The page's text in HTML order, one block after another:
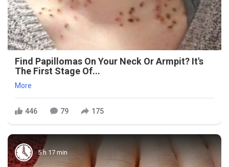
Find Papillomas On Your Neck Or Armpit? It's
The First Stage Of...
More
446 79 175
5 h 17 min